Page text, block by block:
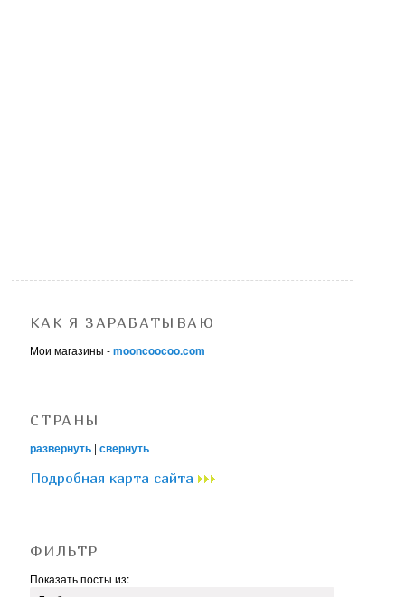
КАК Я ЗАРАБАТЫВАЮ
Мои магазины -mooncoocoo.com
СТРАНЫ
развернуть |свернуть
Подробная карта сайта
ФИЛЬТР
Показать посты из: